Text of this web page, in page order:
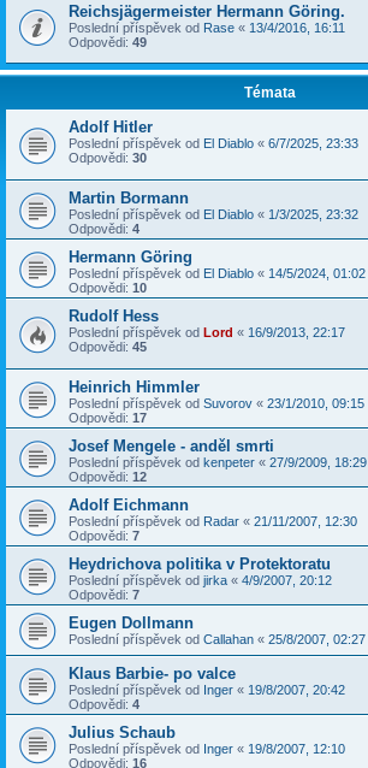
Reichsjägermeister Hermann Göring.
Poslední příspěvek od Rase « 13/4/2016, 16:11
Odpovědi: 49
Témata
Adolf Hitler
Poslední příspěvek od El Diablo « 6/7/2025, 23:33
Odpovědi: 30
Martin Bormann
Poslední příspěvek od El Diablo « 1/3/2025, 23:32
Odpovědi: 4
Hermann Göring
Poslední příspěvek od El Diablo « 14/5/2024, 01:02
Odpovědi: 10
Rudolf Hess
Poslední příspěvek od Lord « 16/9/2013, 22:17
Odpovědi: 45
Heinrich Himmler
Poslední příspěvek od Suvorov « 23/1/2010, 09:15
Odpovědi: 17
Josef Mengele - anděl smrti
Poslední příspěvek od kenpeter « 27/9/2009, 18:29
Odpovědi: 12
Adolf Eichmann
Poslední příspěvek od Radar « 21/11/2007, 12:30
Odpovědi: 7
Heydrichova politika v Protektoratu
Poslední příspěvek od jirka « 4/9/2007, 20:12
Odpovědi: 7
Eugen Dollmann
Poslední příspěvek od Callahan « 25/8/2007, 02:27
Klaus Barbie- po valce
Poslední příspěvek od Inger « 19/8/2007, 20:42
Odpovědi: 4
Julius Schaub
Poslední příspěvek od Inger « 19/8/2007, 12:10
Odpovědi: 16